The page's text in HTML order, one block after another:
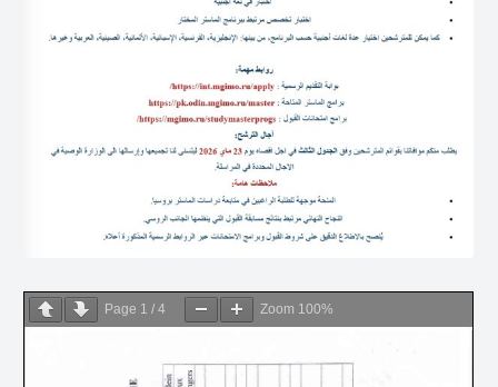
Page 1 / 4 Zoom 100%